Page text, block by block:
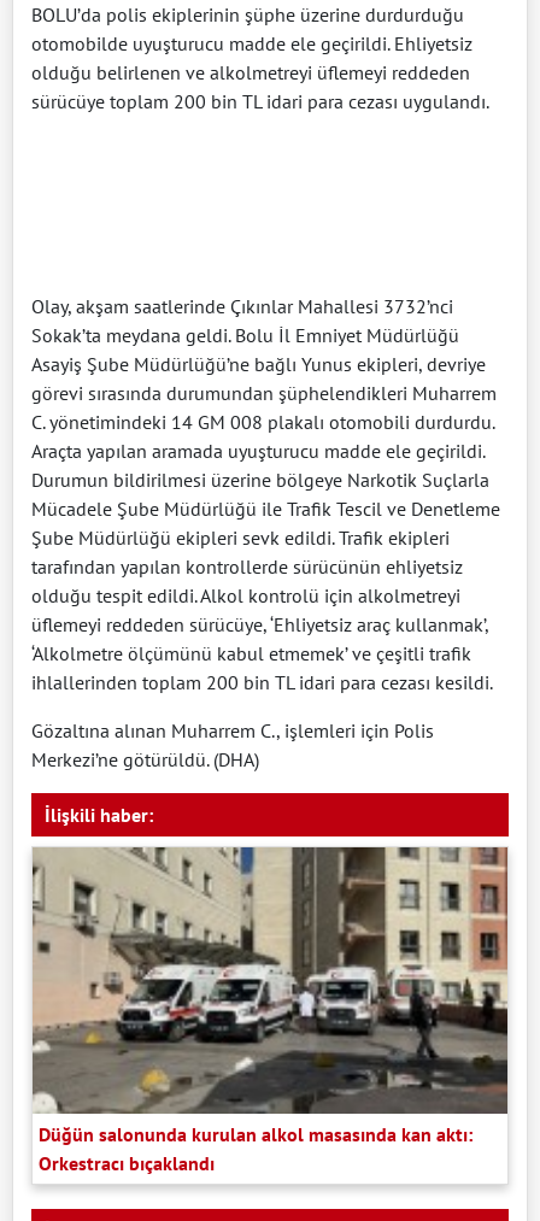
BOLU’da polis ekiplerinin şüphe üzerine durdurduğu
otomobilde uyuşturucu madde ele geçirildi. Ehliyetsiz
olduğu belirlenen ve alkolmetreyi üflemeyi reddeden
sürücüye toplam 200 bin TL idari para cezası uygulandı.
Olay, akşam saatlerinde Çıkınlar Mahallesi 3732’nci
Sokak’ta meydana geldi. Bolu İl Emniyet Müdürlüğü
Asayiş Şube Müdürlüğü’ne bağlı Yunus ekipleri, devriye
görevi sırasında durumundan şüphelendikleri Muharrem
C. yönetimindeki 14 GM 008 plakalı otomobili durdurdu.
Araçta yapılan aramada uyuşturucu madde ele geçirildi.
Durumun bildirilmesi üzerine bölgeye Narkotik Suçlarla
Mücadele Şube Müdürlüğü ile Trafik Tescil ve Denetleme
Şube Müdürlüğü ekipleri sevk edildi. Trafik ekipleri
tarafından yapılan kontrollerde sürücünün ehliyetsiz
olduğu tespit edildi. Alkol kontrolü için alkolmetreyi
üflemeyi reddeden sürücüye, ‘Ehliyetsiz araç kullanmak’,
‘Alkolmetre ölçümünü kabul etmemek’ ve çeşitli trafik
ihlallerinden toplam 200 bin TL idari para cezası kesildi.
Gözaltına alınan Muharrem C., işlemleri için Polis
Merkezi’ne götürüldü. (DHA)
İlişkili haber:
Düğün salonunda kurulan alkol masasında kan aktı:
Orkestracı bıçaklandı